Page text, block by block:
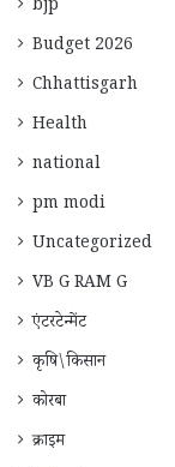
bjp
Budget 2026
Chhattisgarh
Health
national
pm modi
Uncategorized
VB G RAM G
एंटरटेन्मेंट
कृषि\किसान
कोरबा
क्राइम